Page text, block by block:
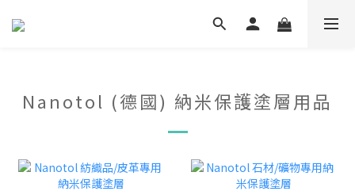
Nanotol (德國) 納米保護塗層用品